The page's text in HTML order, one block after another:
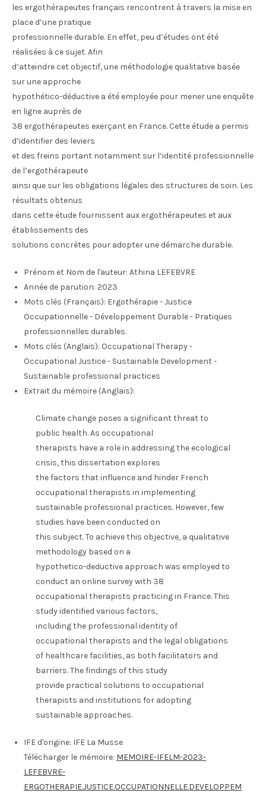
les ergothérapeutes français rencontrent à travers la mise en
place d’une pratique
professionnelle durable. En effet, peu d’études ont été
réalisées à ce sujet. Afin
d’atteindre cet objectif, une méthodologie qualitative basée
sur une approche
hypothético-déductive a été employée pour mener une enquête
en ligne auprès de
38 ergothérapeutes exerçant en France. Cette étude a permis
d’identifier des leviers
et des freins portant notamment sur l’identité professionnelle
de l’ergothérapeute
ainsi que sur les obligations légales des structures de soin. Les
résultats obtenus
dans cette étude fournissent aux ergothérapeutes et aux
établissements des
solutions concrètes pour adopter une démarche durable.
Prénom et Nom de l'auteur: Athina LEFEBVRE
Année de parution: 2023
Mots clés (Français): Ergothérapie - Justice
Occupationnelle - Développement Durable - Pratiques
professionnelles durables.
Mots clés (Anglais): Occupational Therapy -
Occupational Justice - Sustainable Development -
Sustainable professional practices
Extrait du mémoire (Anglais):
Climate change poses a significant threat to
public health. As occupational
therapists have a role in addressing the ecological
crisis, this dissertation explores
the factors that influence and hinder French
occupational therapists in implementing
sustainable professional practices. However, few
studies have been conducted on
this subject. To achieve this objective, a qualitative
methodology based on a
hypothetico-deductive approach was employed to
conduct an online survey with 38
occupational therapists practicing in France. This
study identified various factors,
including the professional identity of
occupational therapists and the legal obligations
of healthcare facilities, as both facilitators and
barriers. The findings of this study
provide practical solutions to occupational
therapists and institutions for adopting
sustainable approaches.
IFE d'origine: IFE La Musse
Télécharger le mémoire: MEMOIRE-IFELM-2023-
LEFEBVRE-
ERGOTHERAPIE.JUSTICE.OCCUPATIONNELLE.DEVELOPPEM